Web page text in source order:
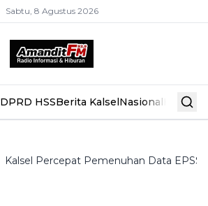
Sabtu, 8 Agustus 2026
DPRD HSSBerita KalselNasional Hiburan
Kalsel Percepat Pemenuhan Data